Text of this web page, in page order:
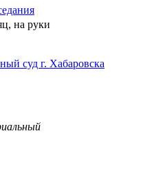
на руки
суд г. Хабаровска